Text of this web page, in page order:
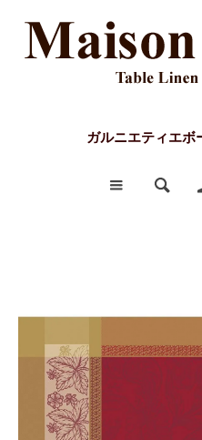
ガルニエティエボ